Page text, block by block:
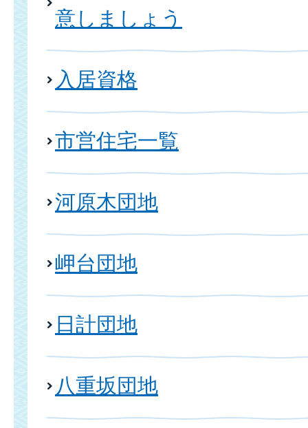
意しましょう
入居資格
市営住宅一覧
河原木団地
岬台団地
日計団地
八重坂団地